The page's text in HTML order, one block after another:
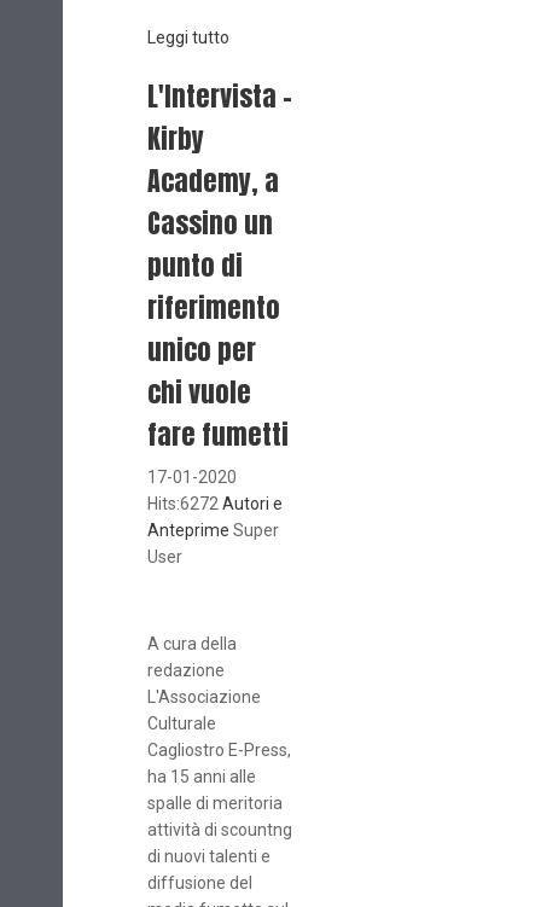
Leggi tutto
L'Intervista -
Kirby
Academy, a
Cassino un
punto di
riferimento
unico per
chi vuole
fare fumetti
17-01-2020
Hits:6272 Autori e
Anteprime Super
User
A cura della
redazione
L'Associazione
Culturale
Cagliostro E-Press,
ha 15 anni alle
spalle di meritoria
attività di scountng
di nuovi talenti e
diffusione del